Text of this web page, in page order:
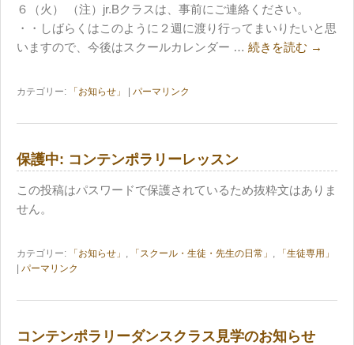
６（火） （注）jr.Bクラスは、事前にご連絡ください。
・・しばらくはこのように２週に渡り行ってまいりたいと思
いますので、今後はスクールカレンダー … 続きを読む →
カテゴリー: 「お知らせ」 パーマリンク
保護中: コンテンポラリーレッスン
この投稿はパスワードで保護されているため抜粋文はありま
せん。
カテゴリー: 「お知らせ」 , 「スクール・生徒・先生の日常」 ,
「生徒専用」
パーマリンク
コンテンポラリーダンスクラス見学のお知らせ